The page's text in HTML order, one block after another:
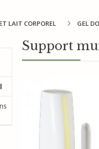
LAIT CORPOREL GEL
Support